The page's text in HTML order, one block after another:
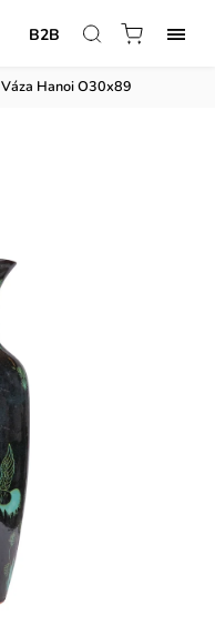
B2B
Váza Hanoi O30x89